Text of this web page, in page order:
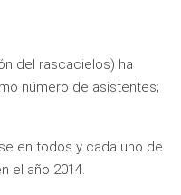
del rascacielos) ha
número de asistentes;
en todos y cada uno de
el año 2014.